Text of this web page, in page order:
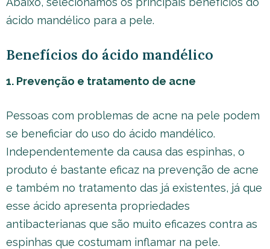
ácido mandélico para a pele.
Benefícios do ácido mandélico
1. Prevenção e tratamento de acne
Pessoas com problemas de acne na pele podem
se beneficiar do uso do ácido mandélico.
Independentemente da causa das espinhas, o
produto é bastante eficaz na prevenção de acne
e também no tratamento das já existentes, já que
esse ácido apresenta propriedades
antibacterianas que são muito eficazes contra as
espinhas que costumam inflamar na pele.